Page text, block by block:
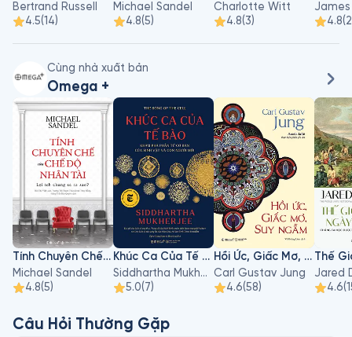
Bertrand Russell
4.5(14)
Michael Sandel
4.8(5)
Charlotte Witt
4.8(3)
4.8(
Cùng nhà xuất bản
Omega +
Tính Chuyên Chế Của Chế Độ Nhân Tài: Lợi Ích Chung Sẽ Ra Sao?
Michael Sandel
4.8(5)
Khúc Ca Của Tế Bào
Siddhartha Mukherjee
5.0(7)
Hồi Ức, Giấc Mơ, Suy Ngẫm
Carl Gustav Jung
4.6(58)
Jared
4.6(
Câu Hỏi Thường Gặp